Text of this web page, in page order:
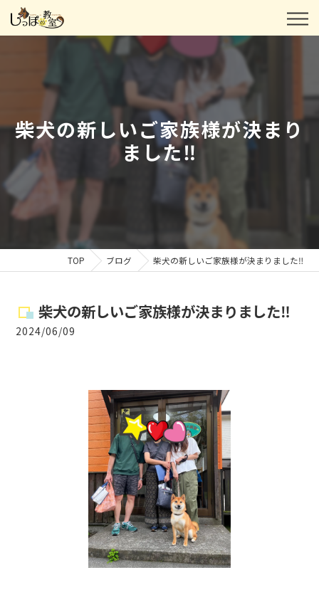
柴犬の新しいご家族様が決まり
ました‼️
TOP ブログ 柴犬の新しいご家族様が決まりました‼️
柴犬の新しいご家族様が決まりました‼️
2024/06/09